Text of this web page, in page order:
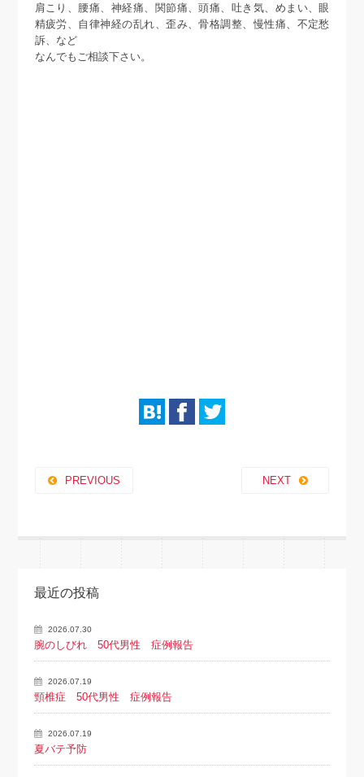
肩こり、腰痛、神経痛、関節痛、頭痛、吐き気、めまい、眼
精疲労、自律神経の乱れ、歪み、骨格調整、慢性痛、不定愁
訴、など
なんでもご相談下さい。
PREVIOUS NEXT
最近の投稿
2026.07.30
腕のしびれ 50代男性 症例報告
2026.07.19
頸椎症 50代男性 症例報告
2026.07.19
夏バテ予防